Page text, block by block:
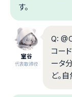
す。
室谷
代表取締役
Q:
コー
ータ
ど。